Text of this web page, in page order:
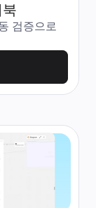
검증으로